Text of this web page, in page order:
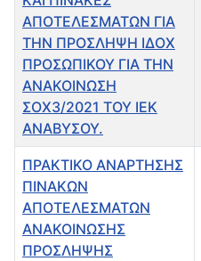
ΑΠΟΤΕΛΕΣΜΑΤΩΝ ΓΙΑ
ΤΗΝ ΠΡΟΣΛΗΨΗ ΙΔΟΧ
ΠΡΟΣΩΠΙΚΟΥ ΓΙΑ ΤΗΝ
ΑΝΑΚΟΙΝΩΣΗ
ΣΟΧ3/2021 ΤΟΥ ΙΕΚ
ΑΝΑΒΥΣΟΥ.
ΠΡΑΚΤΙΚΟ ΑΝΑΡΤΗΣΗΣ
ΠΙΝΑΚΩΝ
ΑΠΟΤΕΛΕΣΜΑΤΩΝ
ΑΝΑΚΟΙΝΩΣΗΣ
ΠΡΟΣΛΗΨΗΣ